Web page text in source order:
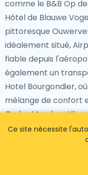
comme le B&B Op
Hôtel de Blauwe
pittoresque
idéalement situé,
fiable depuis
également un
Hotel Bourgondier,
mélange de confort
Onder Moeders
Peu importe l'hôtel
dévoué vous
confortablement et
transfert avec
Ce site nécessite